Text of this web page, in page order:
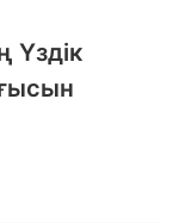
Үздік